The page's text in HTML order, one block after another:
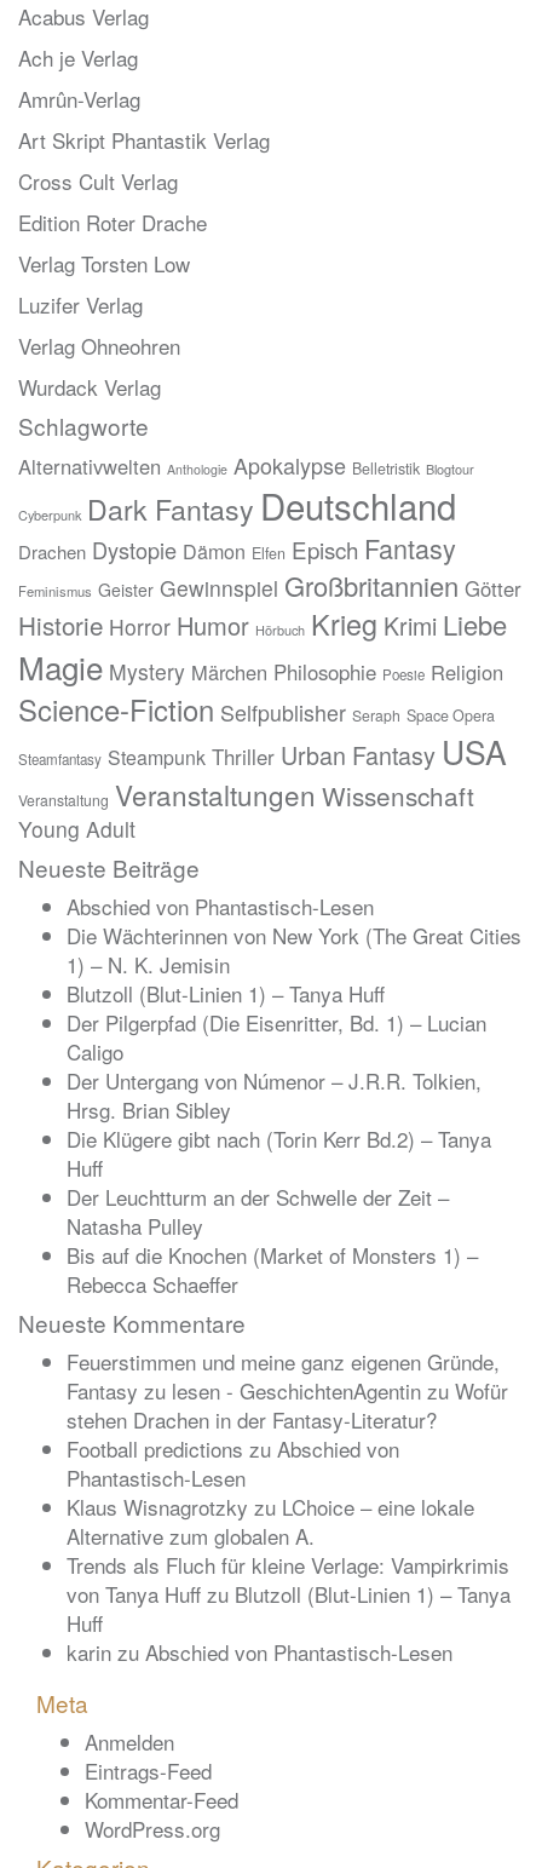
Acabus Verlag
Ach je Verlag
Amrûn-Verlag
Art Skript Phantastik Verlag
Cross Cult Verlag
Edition Roter Drache
Verlag Torsten Low
Luzifer Verlag
Verlag Ohneohren
Wurdack Verlag
Schlagworte
Alternativwelten Anthologie Apokalypse Belletristik Blogtour
Cyberpunk Dark Fantasy Deutschland
Drachen Dystopie Dämon Elfen Episch Fantasy
Feminismus Geister Gewinnspiel Großbritannien Götter
Historie Horror Humor Hörbuch Krieg Krimi Liebe
Magie Mystery Märchen Philosophie Poesie Religion
Science-Fiction Selfpublisher Seraph Space Opera
Steamfantasy Steampunk Thriller Urban Fantasy USA
Veranstaltung Veranstaltungen Wissenschaft
Young Adult
Neueste Beiträge
Abschied von Phantastisch-Lesen
Die Wächterinnen von New York (The Great Cities
1) – N. K. Jemisin
Blutzoll (Blut-Linien 1) – Tanya Huff
Der Pilgerpfad (Die Eisenritter, Bd. 1) – Lucian
Caligo
Der Untergang von Númenor – J.R.R. Tolkien,
Hrsg. Brian Sibley
Die Klügere gibt nach (Torin Kerr Bd.2) – Tanya
Huff
Der Leuchtturm an der Schwelle der Zeit –
Natasha Pulley
Bis auf die Knochen (Market of Monsters 1) –
Rebecca Schaeffer
Neueste Kommentare
Feuerstimmen und meine ganz eigenen Gründe,
Fantasy zu lesen - GeschichtenAgentin zu Wofür
stehen Drachen in der Fantasy-Literatur?
Football predictions zu Abschied von
Phantastisch-Lesen
Klaus Wisnagrotzky zu LChoice – eine lokale
Alternative zum globalen A.
Trends als Fluch für kleine Verlage: Vampirkrimis
von Tanya Huff zu Blutzoll (Blut-Linien 1) – Tanya
Huff
karin zu Abschied von Phantastisch-Lesen
Meta
Anmelden
Eintrags-Feed
Kommentar-Feed
WordPress.org